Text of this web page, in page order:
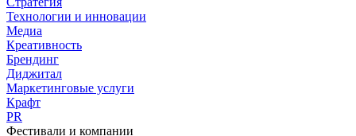
Технологии и инновации
Медиа
Креативность
Брендинг
Диджитал
Маркетинговые услуги
Крафт
PR
Фестивали и компании